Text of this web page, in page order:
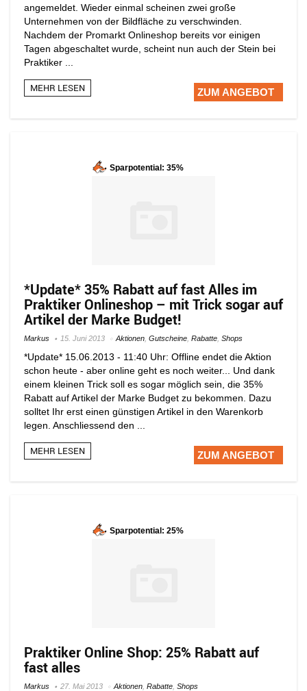
angemeldet. Wieder einmal scheinen zwei große
Unternehmen von der Bildfläche zu verschwinden.
Nachdem der Promarkt Onlineshop bereits vor einigen
Tagen abgeschaltet wurde, scheint nun auch der Stein bei
Praktiker ...
MEHR LESEN ZUM ANGEBOT
Sparpotential: 35%
*Update* 35% Rabatt auf fast Alles im
Praktiker Onlineshop – mit Trick sogar auf
Artikel der Marke Budget!
Markus 15. Juni 2013 Aktionen Gutscheine Rabatte Shops
*Update* 15.06.2013 - 11:40 Uhr: Offline endet die Aktion
schon heute - aber online geht es noch weiter... Und dank
einem kleinen Trick soll es sogar möglich sein, die 35%
Rabatt auf Artikel der Marke Budget zu bekommen. Dazu
solltet Ihr erst einen günstigen Artikel in den Warenkorb
legen. Anschliessend den ...
MEHR LESEN ZUM ANGEBOT
Sparpotential: 25%
Praktiker Online Shop: 25% Rabatt auf
fast alles
Markus 27. Mai 2013 Aktionen Rabatte Shops